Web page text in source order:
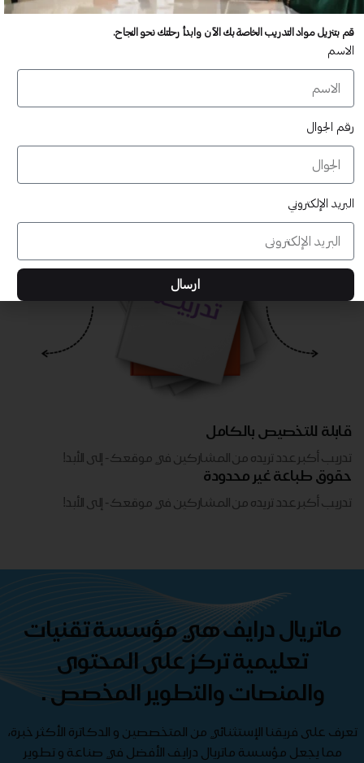
عدد غير محدود من المستخدمين
تدريب أكبر عدد تريده من المشاركين في موقعك - ​​إلى الأبد!
لا توجد رسوم تجديد سنوية
تدريب أكبر عدد تريده من المشاركين في موقعك - ​​إلى الأبد!
قابلة للتخصيص بالكامل
تدريب أكبر عدد تريده من المشاركين في موقعك - ​​إلى الأبد!
حقوق طباعة غير محدودة
تدريب أكبر عدد تريده من المشاركين في موقعك - ​​إلى الأبد!
ماتريال درايف هي مؤسسة تقنيات
تعليمية تركز على المحتوى
والمنصات والتطوير المخصص .
تعرف على فريقنا الإستثنائي من المتخصصين و الدكاترة الأكثر خبرة،
مما يجعل مؤسسة ماتريال درايف الأفضل في صناعة و تطوير
قم بتنزيل مواد التدريب الخاصة بك الآن وابدأ رحلتك نحو النجاح.
الاسم
رقم الجوال
البريد الإلكتروني
ارسال